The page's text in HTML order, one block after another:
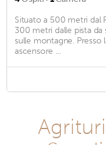
Situato a 500 metri dal
300 metri dalle pista da
sulle montagne.
ascensore ...